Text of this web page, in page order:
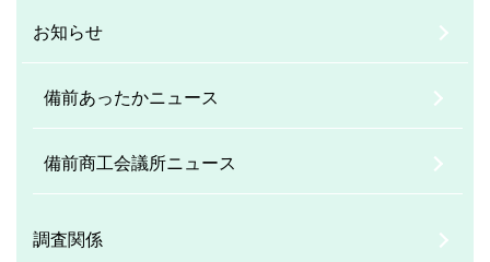
お知らせ
備前あったかニュース
備前商工会議所ニュース
調査関係